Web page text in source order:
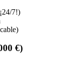
7!)
€)